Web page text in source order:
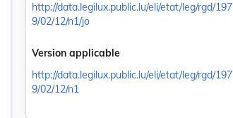
http://data.legilux.public.lu/eli/etat/leg/rgd/197
9/02/12/n1/jo
Version applicable
http://data.legilux.public.lu/eli/etat/leg/rgd/197
9/02/12/n1